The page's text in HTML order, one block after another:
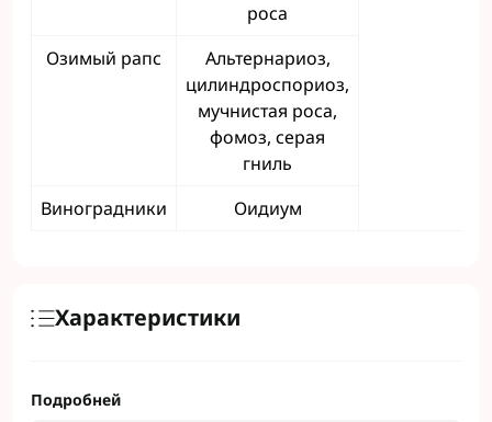
роса
Озимый рапс
Альтернариоз,
цилиндроспориоз,
мучнистая роса,
фомоз, серая
гниль
Виноградники
Оидиум
Характеристики
Подробней